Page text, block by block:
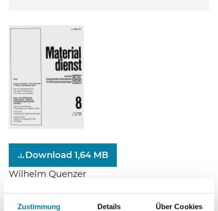
Zustimmung Details Über Cookies
Download 1,64 MB
Wilhelm Quenzer
Einen Welt. In Sachen Anti-